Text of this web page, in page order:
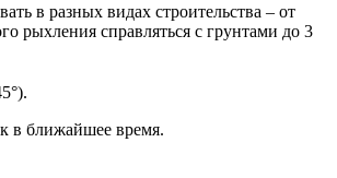
в разных видах строительства – от
рыхления справляться с грунтами до 3
в ближайшее время.